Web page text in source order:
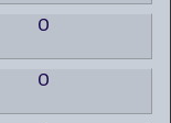
0
0